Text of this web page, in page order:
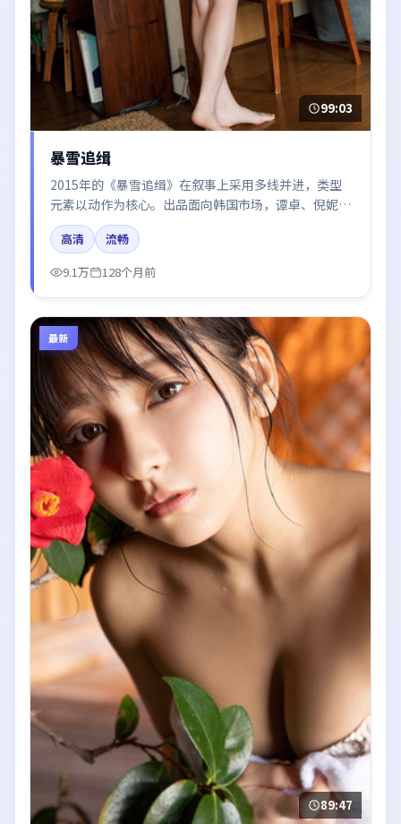
99:03
暴雪追缉
2015年的《暴雪追缉》在叙事上采用多线并进，类型
元素以动作为核心。出品面向韩国市场，谭卓、倪妮、
段奕宏所饰角色推动关键反转，结尾留白引发讨论。
高清
流畅
9.1万
128个月前
最新
89:47